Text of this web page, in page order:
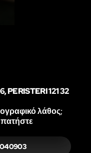
PERISTERI 121 32
λάθος;
πατήστε